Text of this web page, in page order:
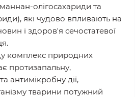
олігосахариди та
які чудово впливають на
і здоров'я сечостатевої
комплекс природних
протизапальну,
антимікробну дії,
тварини потужний